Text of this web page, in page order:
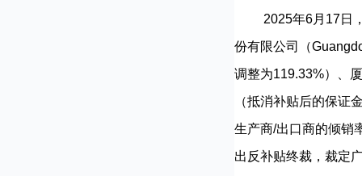
2025年6月17日，
份有限公司（
调整为119.33%）、
（抵消补贴后的保证
生产商/出口商的倾销
出反补贴终裁，裁定